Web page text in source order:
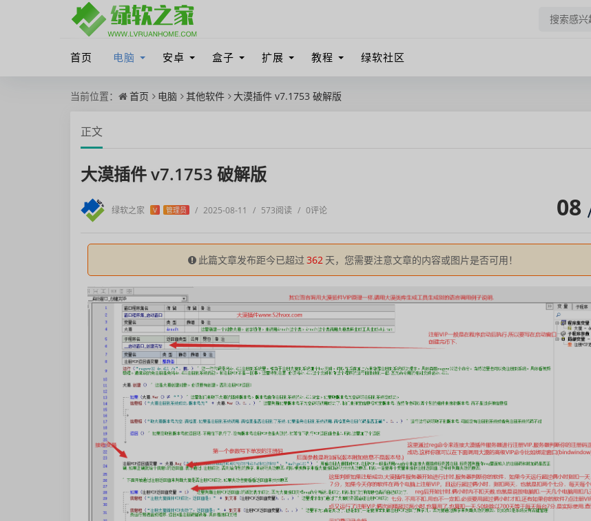
首页 电脑 安卓 盒子 扩展 教程 绿软社区
当前位置： 首页 电脑 其他软件 大漠插件 v7.1753 破解版
正文
大漠插件 v7.1753 破解版
绿软之家 V 管理员 / 2025-08-11 / 573阅读 / 0评论 08
此篇文章发布距今已超过 362 天，您需要注意文章的内容或图片是否可用！